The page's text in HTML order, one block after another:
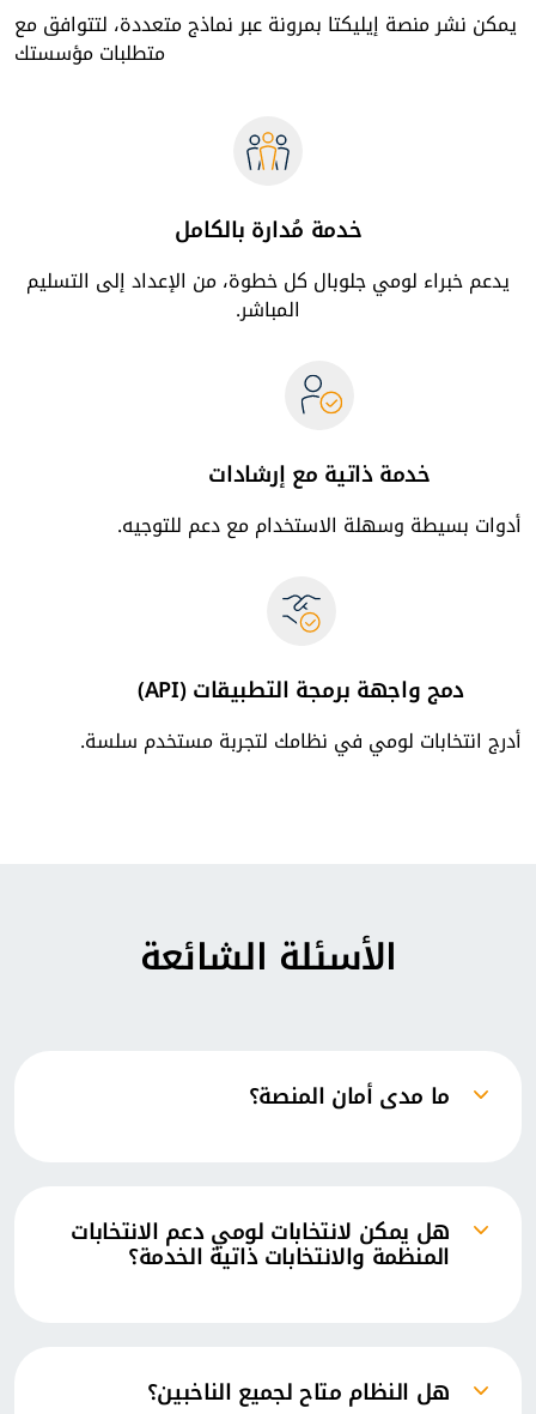
يمكن نشر منصة إيليكتا بمرونة عبر نماذج متعددة، لتتوافق مع
متطلبات مؤسستك
خدمة مُدارة بالكامل
يدعم خبراء لومي جلوبال كل خطوة، من الإعداد إلى التسليم
المباشر.
خدمة ذاتية مع إرشادات
أدوات بسيطة وسهلة الاستخدام مع دعم للتوجيه.
دمج واجهة برمجة التطبيقات (API)
أدرج انتخابات لومي في نظامك لتجربة مستخدم سلسة.
الأسئلة الشائعة
ما مدى أمان المنصة؟
هل يمكن لانتخابات لومي دعم الانتخابات
المنظمة والانتخابات ذاتية الخدمة؟
الاستخدام.
هل النظام متاح لجميع الناخبين؟